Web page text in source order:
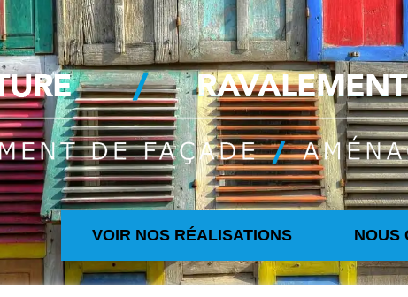
VOIR NOS RÉALISATIONS NOUS